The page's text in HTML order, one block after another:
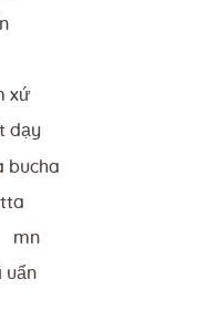
xứ
dạy
bucha
mn
uẩn